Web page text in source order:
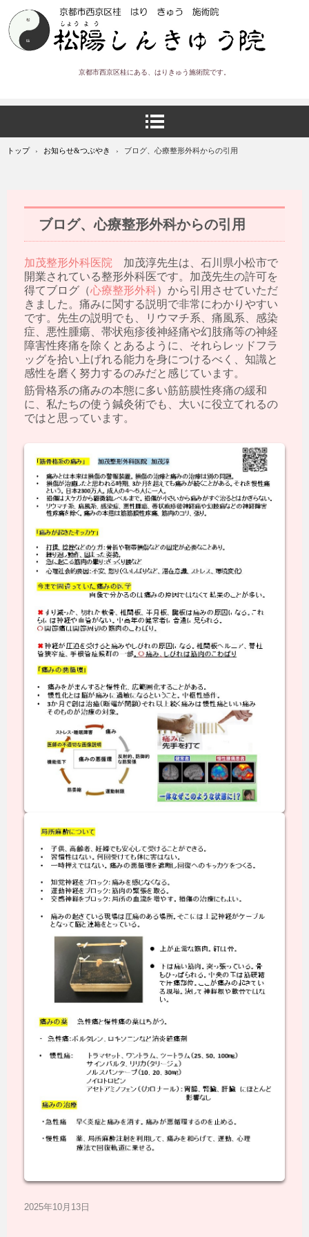
京都市西京区桂にある、はりきゅう施術院です。
トップ › お知らせ&つぶやき › ブログ、心療整形外科からの引用
ブログ、心療整形外科からの引用
加茂整形外科医院 加茂淳先生は、石川県小松市で
開業されている整形外科医です。加茂先生の許可を
得てブログ（心療整形外科）から引用させていただ
きました。痛みに関する説明で非常にわかりやすい
です。先生の説明でも、リウマチ系、痛風系、感染
症、悪性腫瘍、帯状疱疹後神経痛や幻肢痛等の神経
障害性疼痛を除くとあるように、それらレッドフラ
ッグを拾い上げれる能力を身につけるべく、知識と
感性を磨く努力するのみだと感じています。
筋骨格系の痛みの本態に多い筋筋膜性疼痛の緩和
に、私たちの使う鍼灸術でも、大いに役立てれるの
ではと思っています。
2025年10月13日